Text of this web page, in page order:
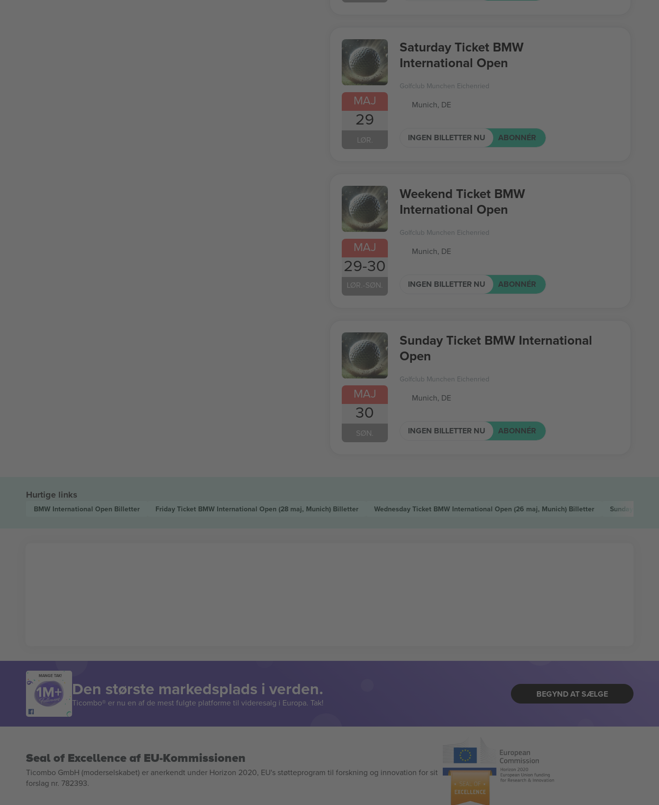
MAJ
29
LØR.
Saturday Ticket BMW
International Open
Golfclub Munchen Eichenried
Munich, DE
INGEN BILLETTER NU ABONNÉR
MAJ
29-30
LØR.-SØN.
Weekend Ticket BMW
International Open
Golfclub Munchen Eichenried
Munich, DE
INGEN BILLETTER NU ABONNÉR
MAJ
30
SØN.
Sunday Ticket BMW International
Open
Golfclub Munchen Eichenried
Munich, DE
INGEN BILLETTER NU ABONNÉR
Hurtige links
BMW International Open Billetter Friday Ticket BMW International Open (28 maj, Munich) Billetter Wednesday Ticket BMW International Open (26 maj, Munich) Billetter Sunday Ticket
MANGE TAK!
Den største markedsplads i verden.
Ticombo® er nu en af de mest fulgte platforme til videresalg i Europa. Tak!
BEGYND AT SÆLGE
Seal of Excellence af EU-Kommissionen
Ticombo GmbH (moderselskabet) er anerkendt under Horizon 2020, EU's støtteprogram til forskning og innovation for sit
forslag nr. 782393.